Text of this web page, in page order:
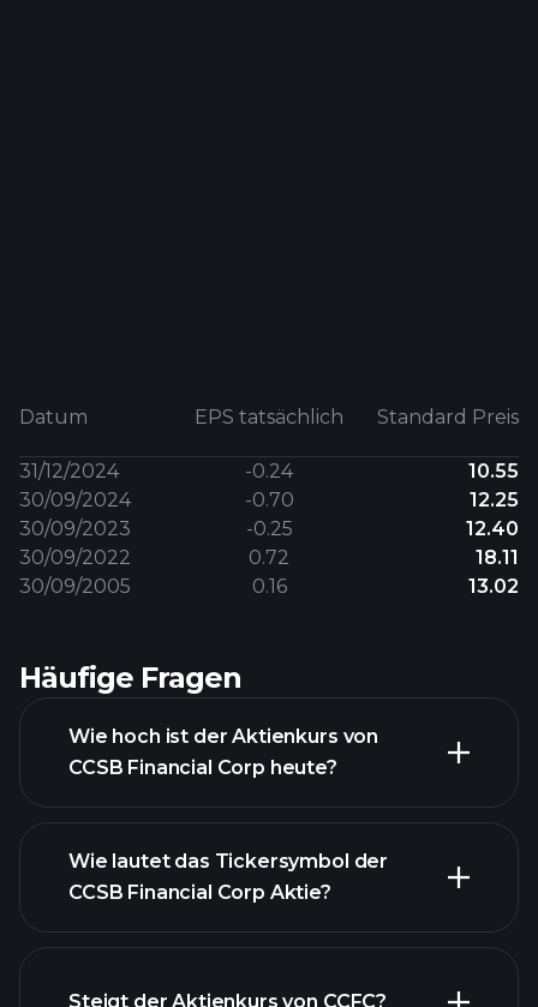
Datum EPS tatsächlich Standard Preis
31/12/2024 -0.24
10.55
30/09/2024
-0.70
12.25
30/09/2023
-0.25
12.40
30/09/2022
0.72
18.11
30/09/2005
0.16 13.02
Häufige Fragen
Wie hoch ist der Aktienkurs von
CCSB Financial Corp heute?
Wie lautet das Tickersymbol der
CCSB Financial Corp Aktie?
Steigt der Aktienkurs von CCFC?